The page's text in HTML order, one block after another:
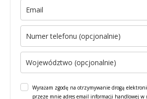
Wyrażam zgodę na otrzymywanie drogą
przeze mnie adres email informacji handlowej